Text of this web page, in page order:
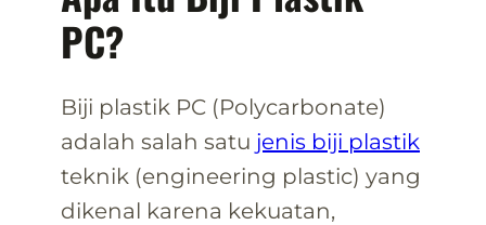
PC?
Biji plastik PC (Polycarbonate)
adalah salah satu jenis biji plastik
teknik (engineering plastic) yang
dikenal karena kekuatan,